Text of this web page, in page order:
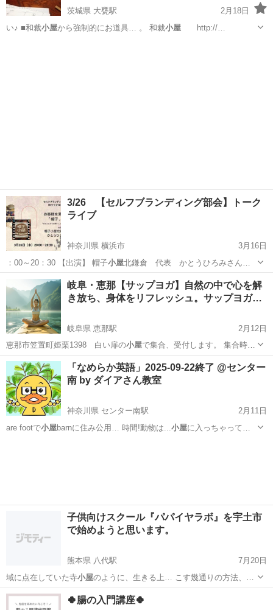
茨城県 大甕駅
2月18日
い♪ ■和裁小屋 から強制的にお道具… 。 和裁小屋http://…
3/26 【セルフブランディング部会】トーク
ライブ
神奈川県 横浜市
3月16日
：00～20：30 【出演】 帽子小屋北鎌倉 代表 かとうひろみさん
（話し手…
神奈川 横浜市 ものづくり ひろみ
岐阜・恵那【サップヨガ】自然の中で心を解
き放ち、身体をリフレッシュ。サップヨガ…
岐阜県 恵那駅
2月12日
恵那市笠置町姫栗1398 白い扉の小屋で集合、受付します。 集合時間
前にト…
岐阜 恵那市 恵那駅 ヨガ サップヨガ
「なめらか英語」2025-09-22終了 @センター
南 by ダイアさん教室
神奈川県 センター南駅
2月11日
are footで小屋barnに住み公用… 時間!動物は...小屋に入っちゃって
子供向けスクール『パパイヤラボ』を宇土市
で始めようと思います。
熊本県 八代駅
7月20日
域に点在していた寺小屋のように、生きる上… こす幾通りの方法、
屋作り、作物作り、家…
熊本 宇土市 八代駅 その他
🍀腸の入門講座🍀